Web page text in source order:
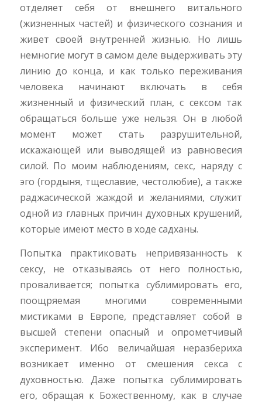
отделяет себя от внешнего витального
(жизненных частей) и физического сознания и
живет своей внутренней жизнью. Но лишь
немногие могут в самом деле выдерживать эту
линию до конца, и как только переживания
человека начинают включать в себя
жизненный и физический план, с сексом так
обращаться больше уже нельзя. Он в любой
момент может стать разрушительной,
искажающей или выводящей из равновесия
силой. По моим наблюдениям, секс, наряду с
эго (гордыня, тщеславие, честолюбие), а также
раджасической жаждой и желаниями, служит
одной из главных причин духовных крушений,
которые имеют место в ходе садханы.
Попытка практиковать непривязанность к
сексу, не отказываясь от него полностью,
проваливается; попытка сублимировать его,
поощряемая многими современными
мистиками в Европе, представляет собой в
высшей степени опасный и опрометчивый
эксперимент. Ибо величайшая неразбериха
возникает именно от смешения секса с
духовностью. Даже попытка сублимировать
его, обращая к Божественному, как в случае